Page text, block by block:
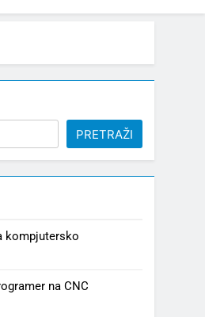
PRETRAŽI
kompjutersko
na CNC